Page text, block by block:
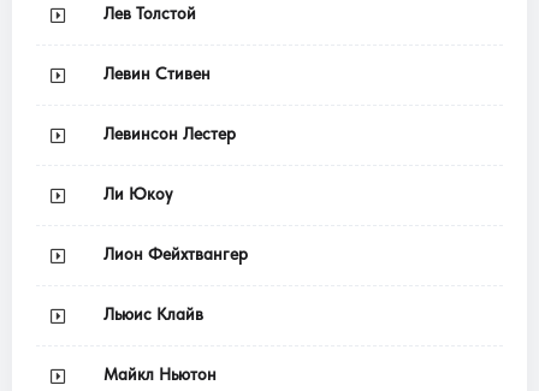
Лев Толстой
Левин Стивен
Левинсон Лестер
Ли Юкоу
Лион Фейхтвангер
Льюис Клайв
Майкл Ньютон